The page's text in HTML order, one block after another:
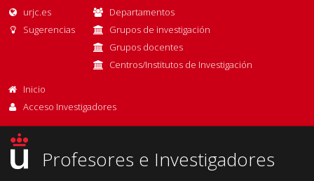
urjc.es
Sugerencias
Departamentos
Grupos de investigación
Grupos docentes
Centros/Institutos de Investigación
Inicio
Acceso Investigadores
Profesores e Investigadores